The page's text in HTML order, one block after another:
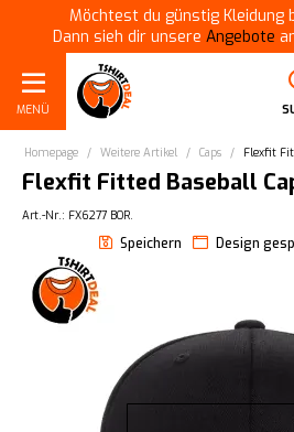
Möchtest du günstig Kleidung
Dann sieh dir unsere Angebote
MENÜ
Homepage / Weitere Artikel / Caps / Flexfit
Flexfit Fitted Baseball
Art.-Nr.: FX6277 BOR.
Speichern Design